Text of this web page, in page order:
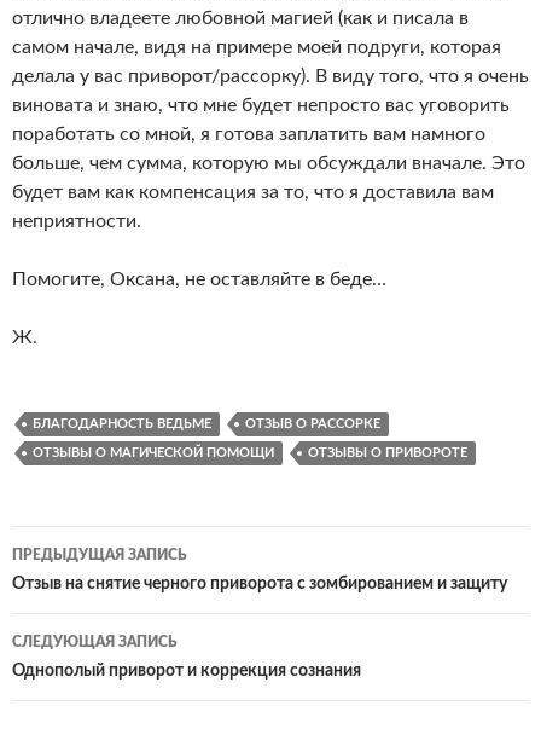
отлично владеете любовной магией (как и писала в
самом начале, видя на примере моей подруги, которая
делала у вас приворот/рассорку). В виду того, что я очень
виновата и знаю, что мне будет непросто вас уговорить
поработать со мной, я готова заплатить вам намного
больше, чем сумма, которую мы обсуждали вначале. Это
будет вам как компенсация за то, что я доставила вам
неприятности.
Помогите, Оксана, не оставляйте в беде…
Ж.
БЛАГОДАРНОСТЬ ВЕДЬМЕ ОТЗЫВ О РАССОРКЕ
ОТЗЫВЫ О МАГИЧЕСКОЙ ПОМОЩИ ОТЗЫВЫ О ПРИВОРОТЕ
Навигация
по
записям
ПРЕДЫДУЩАЯ ЗАПИСЬ
Отзыв на снятие черного приворота с зомбированием и защиту
СЛЕДУЮЩАЯ ЗАПИСЬ
Однополый приворот и коррекция сознания